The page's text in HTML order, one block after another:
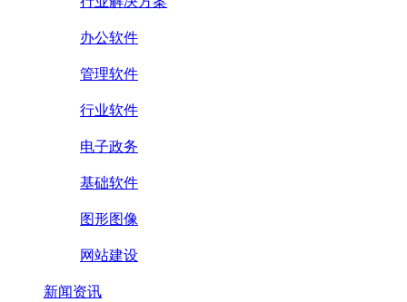
办公软件
管理软件
行业软件
电子政务
基础软件
图形图像
网站建设
新闻资讯